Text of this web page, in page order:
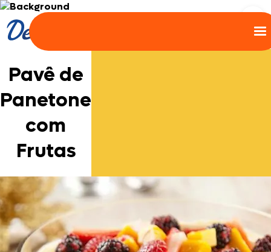
Pavê de
Panetone
com
Frutas